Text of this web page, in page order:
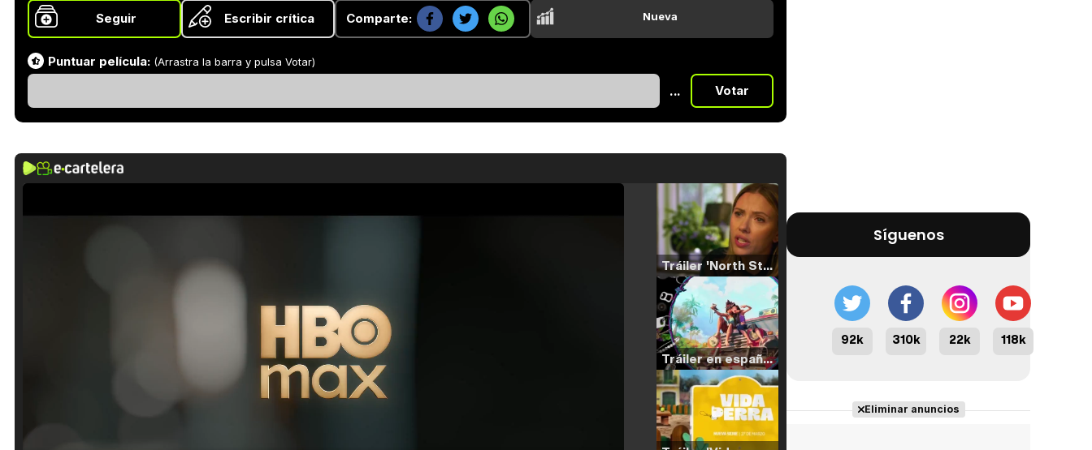
Seguir Escribir crítica Comparte: Nueva
Puntuar película: (Arrastra la barra y pulsa Votar)
... Votar
Tráiler 'North Star' (2023)
Tráiler en español de 'La isla olvidada'
Síguenos
92k 310k 22k 118k
Eliminar anuncios